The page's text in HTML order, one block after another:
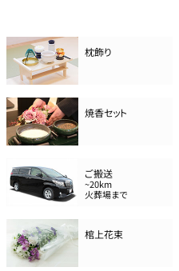
枕飾り
焼香セット
ご搬送
~20km
火葬場まで
棺上花束